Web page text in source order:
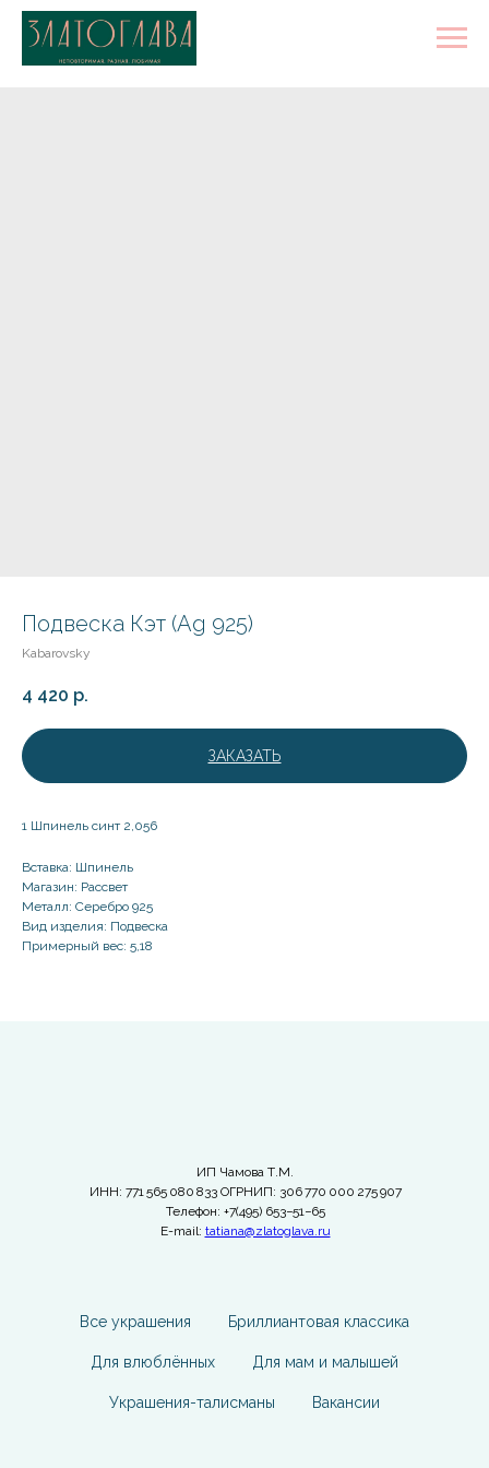
Подвеска Кэт (Ag 925)
Kabarovsky
4 420 р.
ЗАКАЗАТЬ
1 Шпинель синт 2,056
Вставка: Шпинель
Магазин: Рассвет
Металл: Серебро 925
Вид изделия: Подвеска
Примерный вес: 5,18
ИП Чамова Т.М.
ИНН: 771 565 080 833 ОГРНИП: 306 770 000 275 907
Телефон: +7(495) 653−51−65
E-mail: tatiana@zlatoglava.ru
Все украшения Бриллиантовая классика
Для влюблённых Для мам и малышей
Украшения-талисманы Вакансии